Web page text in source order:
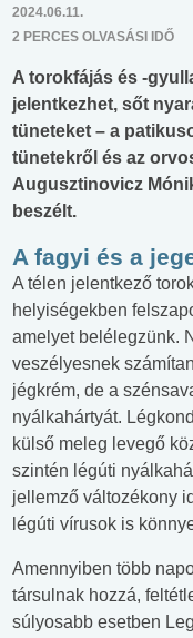
2024.06.11.
2 PERCES OLVASÁSI IDŐ
A torokfájás és -
jelentkezhet, sőt
tüneteket – a
tünetekről és az
Augusztinovicz
beszélt.
A fagyi és a
A télen jelentkező
helyiségekben
amelyet belélegzünk.
veszélyesnek
jégkrém, de a
nyálkahártyát.
külső meleg levegő
szintén légúti
jellemző változékony
légúti vírusok is
Amennyiben több
társulnak hozzá,
súlyosabb esetben